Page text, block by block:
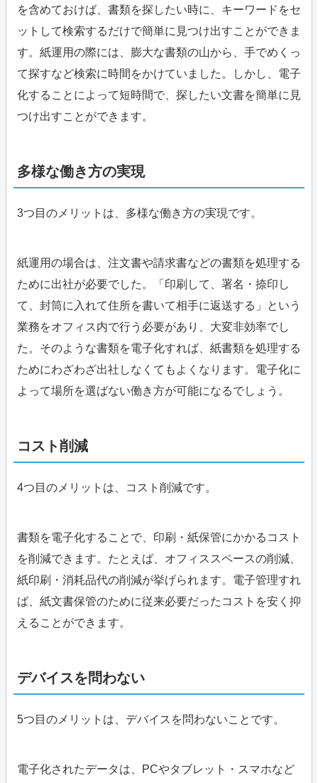
を含めておけば、書類を探したい時に、キーワードをセ
ットして検索するだけで簡単に見つけ出すことができま
す。紙運用の際には、膨大な書類の山から、手でめくっ
て探すなど検索に時間をかけていました。しかし、電子
化することによって短時間で、探したい文書を簡単に見
つけ出すことができます。
多様な働き方の実現
3つ目のメリットは、多様な働き方の実現です。
紙運用の場合は、注文書や請求書などの書類を処理する
ために出社が必要でした。「印刷して、署名・捺印し
て、封筒に入れて住所を書いて相手に返送する」という
業務をオフィス内で行う必要があり、大変非効率でし
た。そのような書類を電子化すれば、紙書類を処理する
ためにわざわざ出社しなくてもよくなります。電子化に
よって場所を選ばない働き方が可能になるでしょう。
コスト削減
4つ目のメリットは、コスト削減です。
書類を電子化することで、印刷・紙保管にかかるコスト
を削減できます。たとえば、オフィススペースの削減、
紙印刷・消耗品代の削減が挙げられます。電子管理すれ
ば、紙文書保管のために従来必要だったコストを安く抑
えることができます。
デバイスを問わない
5つ目のメリットは、デバイスを問わないことです。
電子化されたデータは、PCやタブレット・スマホなど